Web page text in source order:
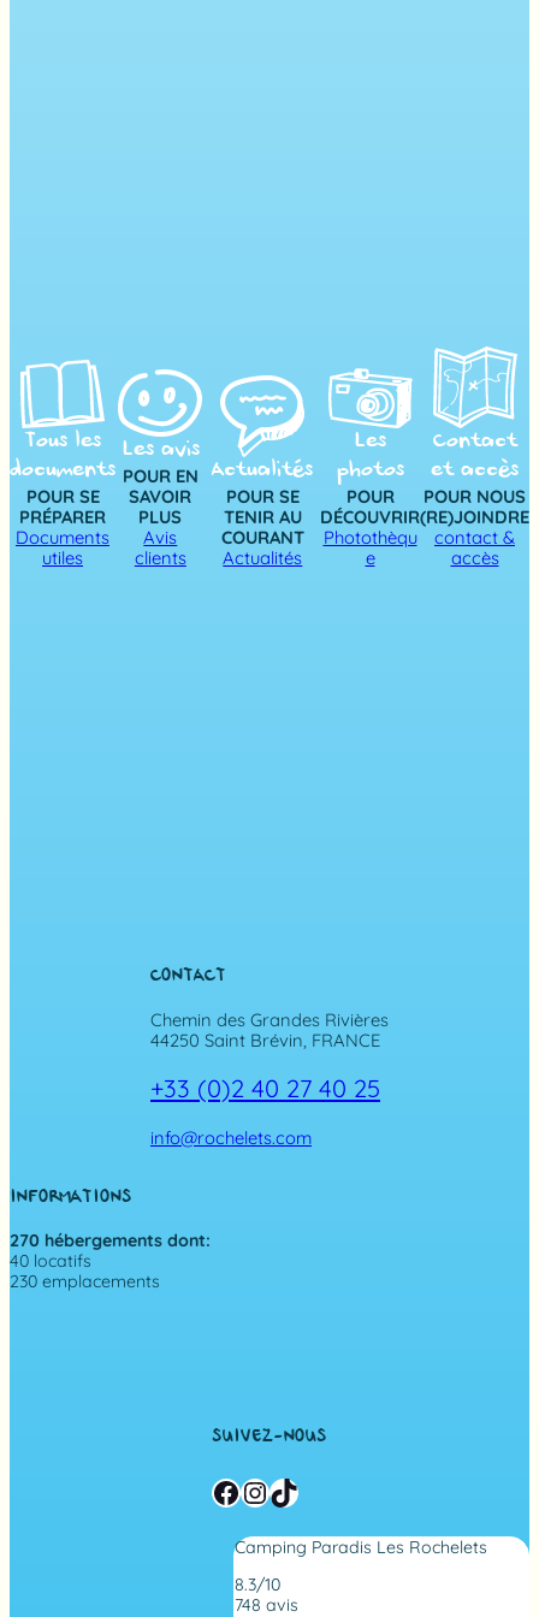
Tous les
documents
POUR SE
PRÉPARER
Documents
utiles
Les avis
POUR EN
SAVOIR
PLUS
Avis
clients
Actualités
POUR SE
TENIR AU
COURANT
Actualités
Les
photos
POUR
DÉCOUVRIR
Photothèqu
e
Contact
et accès
POUR NOUS
(RE)JOINDRE
contact &
accès
CONTACT
Chemin des Grandes Rivières
44250 Saint Brévin, FRANCE
+33 (0)2 40 27 40 25
info@rochelets.com
INFORMATIONS
270 hébergements dont:
40 locatifs
230 emplacements
SUIVEZ-NOUS
Facebook InstagramTikTok
Camping Paradis Les Rochelets
8.3/10
748 avis